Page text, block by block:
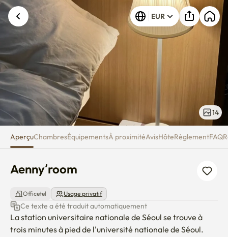
Aenny’room EUR
14
AperçuChambresÉquipementsÀ proximitéAvisHôteRèglementFAQ
Aenny’room
Officetel Usage privatif
Ce texte a été traduit automatiquement
La station universitaire nationale de Séoul se trouve à
trois minutes à pied de l'université nationale de Séoul.